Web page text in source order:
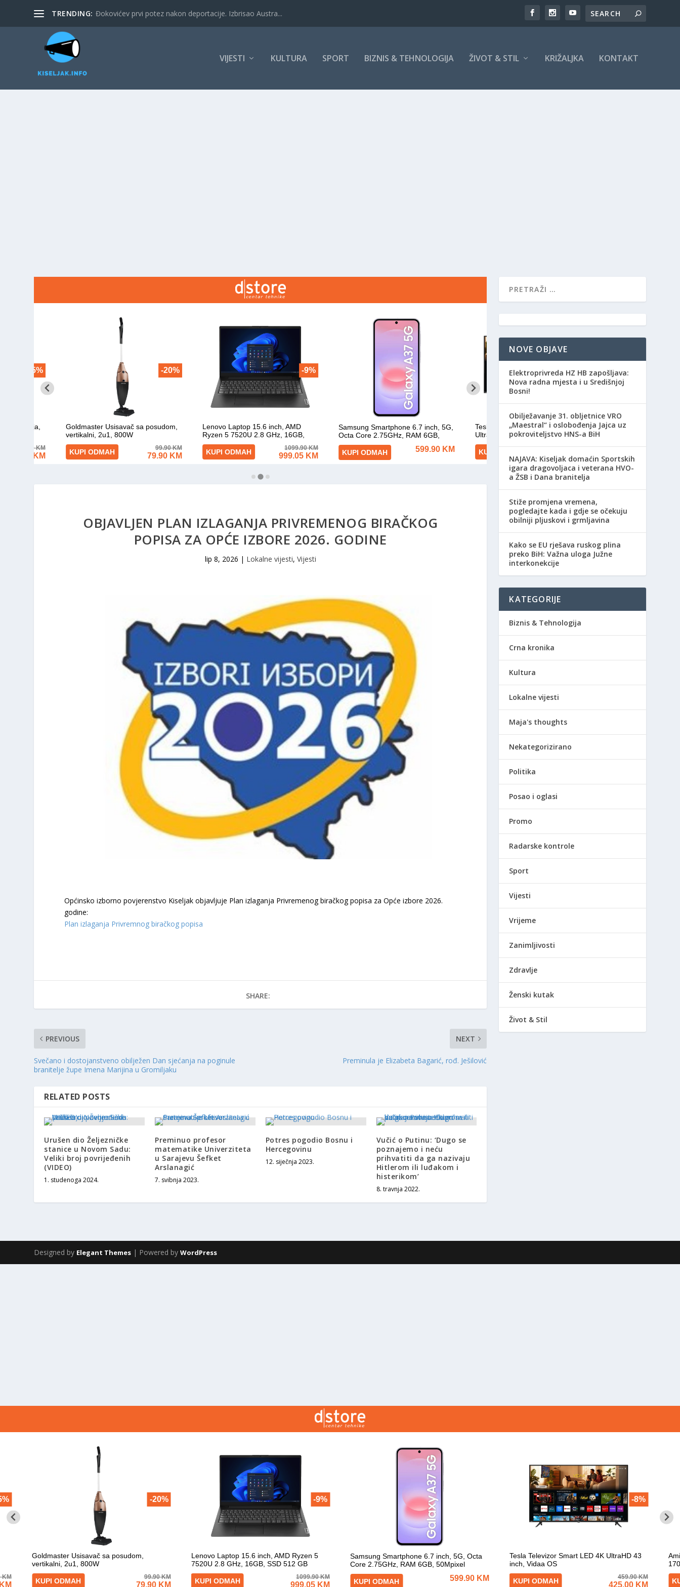
TRENDING: Đokovićev prvi potez nakon deportacije. Izbrisao Austra...
VIJESTI KULTURA SPORT BIZNIS & TEHNOLOGIJA ŽIVOT & STIL KRIŽALJKA KONTAKT
OBJAVLJEN PLAN IZLAGANJA PRIVREMENOG BIRAČKOG
POPISA ZA OPĆE IZBORE 2026. GODINE
lip 8, 2026 | Lokalne vijesti, Vijesti
Općinsko izborno povjerenstvo Kiseljak objavljuje Plan izlaganja Privremenog biračkog popisa za Opće izbore 2026.
godine:
Plan izlaganja Privremnog biračkog popisa
SHARE:
PREVIOUS
Svečano i dostojanstveno obilježen Dan sjećanja na poginule
branitelje župe Imena Marijina u Gromiljaku
NEXT
Preminula je Elizabeta Bagarić, rođ. Ješilović
RELATED POSTS
Urušen dio Željezničke
stanice u Novom Sadu:
Veliki broj povrijeđenih
(VIDEO)
1. studenoga 2024.
Preminuo profesor
matematike Univerziteta
u Sarajevu Šefket
Arslanagić
7. svibnja 2023.
Potres pogodio Bosnu i
Hercegovinu
12. siječnja 2023.
Vučić o Putinu: ‘Dugo se
poznajemo i neću
prihvatiti da ga nazivaju
Hitlerom ili luđakom i
histerikom’
8. travnja 2022.
NOVE OBJAVE
Elektroprivreda HZ HB zapošljava:
Nova radna mjesta i u Središnjoj
Bosni!
Obilježavanje 31. obljetnice VRO
„Maestral“ i oslobođenja Jajca uz
pokroviteljstvo HNS-a BiH
NAJAVA: Kiseljak domaćin Sportskih
igara dragovoljaca i veterana HVO-
a ŽSB i Dana branitelja
Stiže promjena vremena,
pogledajte kada i gdje se očekuju
obilniji pljuskovi i grmljavina
Kako se EU rješava ruskog plina
preko BiH: Važna uloga Južne
interkonekcije
KATEGORIJE
Biznis & Tehnologija
Crna kronika
Kultura
Lokalne vijesti
Maja's thoughts
Nekategorizirano
Politika
Posao i oglasi
Promo
Radarske kontrole
Sport
Vijesti
Vrijeme
Zanimljivosti
Zdravlje
Ženski kutak
Život & Stil
Designed by Elegant Themes | Powered byWordPress